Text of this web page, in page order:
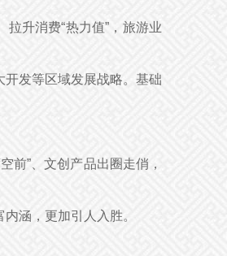
升消费“热力值”，旅游业
发等区域发展战略。基础
前”、文创产品出圈走俏，
涵，更加引人入胜。